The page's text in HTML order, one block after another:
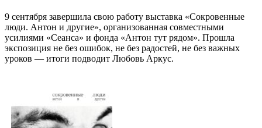
9 сентября завершила свою работу выставка «Сокровенные
люди. Антон и другие», организованная совместными
усилиями «Сеанса» и фонда «Антон тут рядом». Прошла
экспозиция не без ошибок, не без радостей, не без важных
уроков — итоги подводит Любовь Аркус.